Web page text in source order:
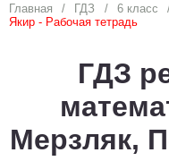
1
2 3 4
2 3 4 5
Главная ГДЗ 6 класс
Якир - Рабочая тетрадь
ГДЗ
Мерзляк,